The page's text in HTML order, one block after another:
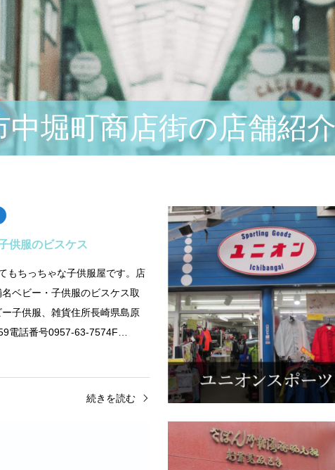
中堀町商店街の店舗紹
供服のビスケス
もちっちゃな子供服屋です。店
ベビー・子供服のビスケス取
子供服、雑貨住所長崎県島原
電話番号0957-63-7574F…
続きを読む
医療法人済家会 柴田長庚堂病院